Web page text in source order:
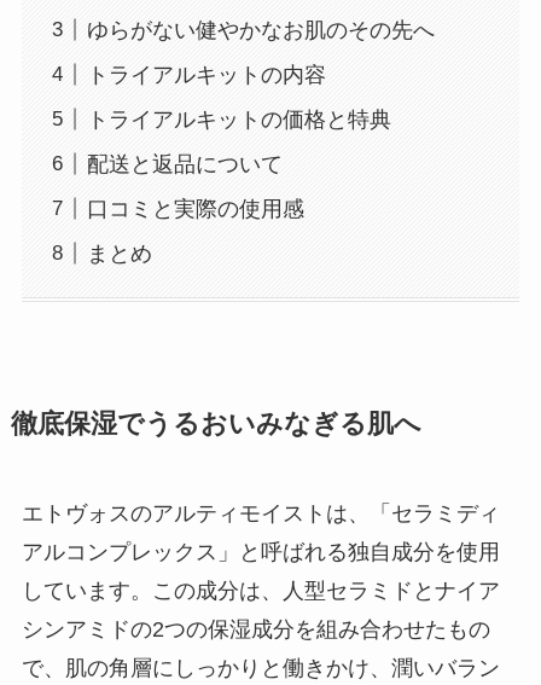
ゆらがない健やかなお肌のその先へ
トライアルキットの内容
トライアルキットの価格と特典
配送と返品について
口コミと実際の使用感
まとめ
徹底保湿でうるおいみなぎる肌へ
エトヴォスのアルティモイストは、「セラミディ
アルコンプレックス」と呼ばれる独自成分を使用
しています。この成分は、人型セラミドとナイア
シンアミドの2つの保湿成分を組み合わせたもの
で、肌の角層にしっかりと働きかけ、潤いバラン